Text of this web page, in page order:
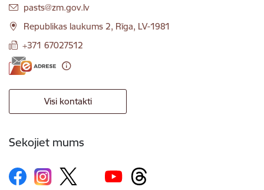
E-pasts:
pasts@zm.gov.lv
Republikas laukums 2, Rīga, LV-1981
+371 67027512
Visi kontakti
Sekojiet mums